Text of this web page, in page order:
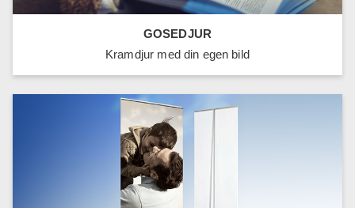
GOSEDJUR
Kramdjur med din egen bild